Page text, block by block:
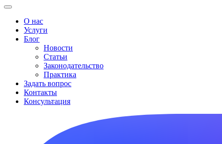
О нас
Услуги
Блог
Новости
Статьи
Законодательство
Практика
Задать вопрос
Контакты
Консультация